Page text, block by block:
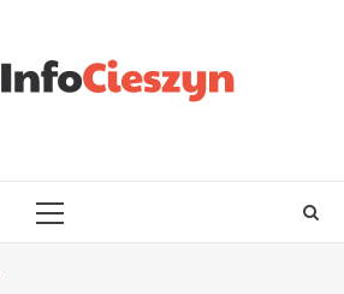
PRIMARY